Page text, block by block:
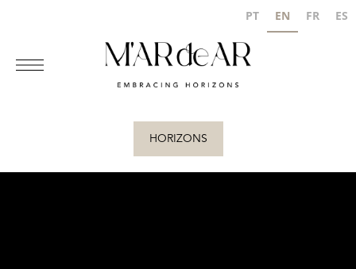
PT EN FR ES
HORIZONS